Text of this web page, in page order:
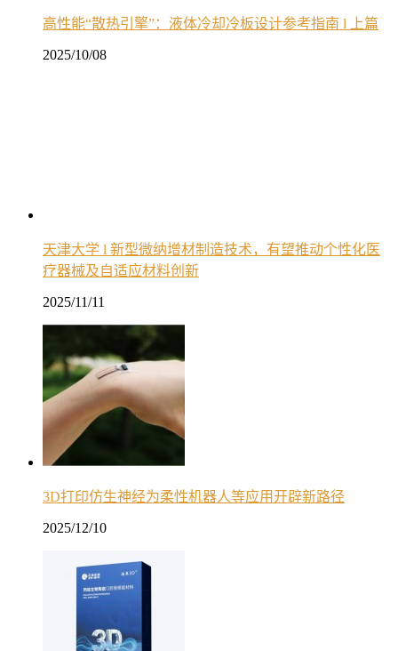
高性能“散热引擎”：液体冷却冷板设计参考指南 l 上篇
2025/10/08
天津大学 l 新型微纳增材制造技术，有望推动个性化医
疗器械及自适应材料创新
2025/11/11
3D打印仿生神经为柔性机器人等应用开辟新路径
2025/12/10